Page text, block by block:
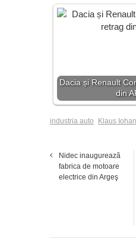
Dacia și Renault
din
industria auto Klaus
Nidec inaugurează
fabrica de motoare
electrice din Argeş